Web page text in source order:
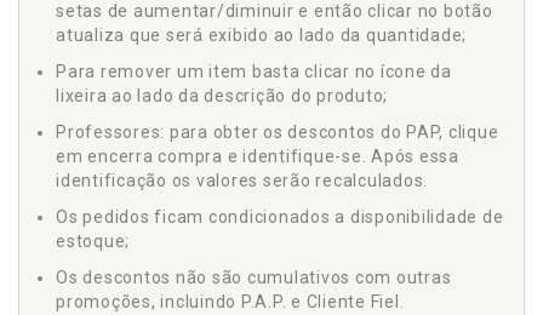
setas de aumentar/diminuir e então clicar no botão
atualiza que será exibido ao lado da quantidade;
Para remover um item basta clicar no ícone da
lixeira ao lado da descrição do produto;
Professores: para obter os descontos do PAP, clique
em encerra compra e identifique-se. Após essa
identificação os valores serão recalculados.
Os pedidos ficam condicionados a disponibilidade de
estoque;
Os descontos não são cumulativos com outras
promoções, incluindo P.A.P. e Cliente Fiel.